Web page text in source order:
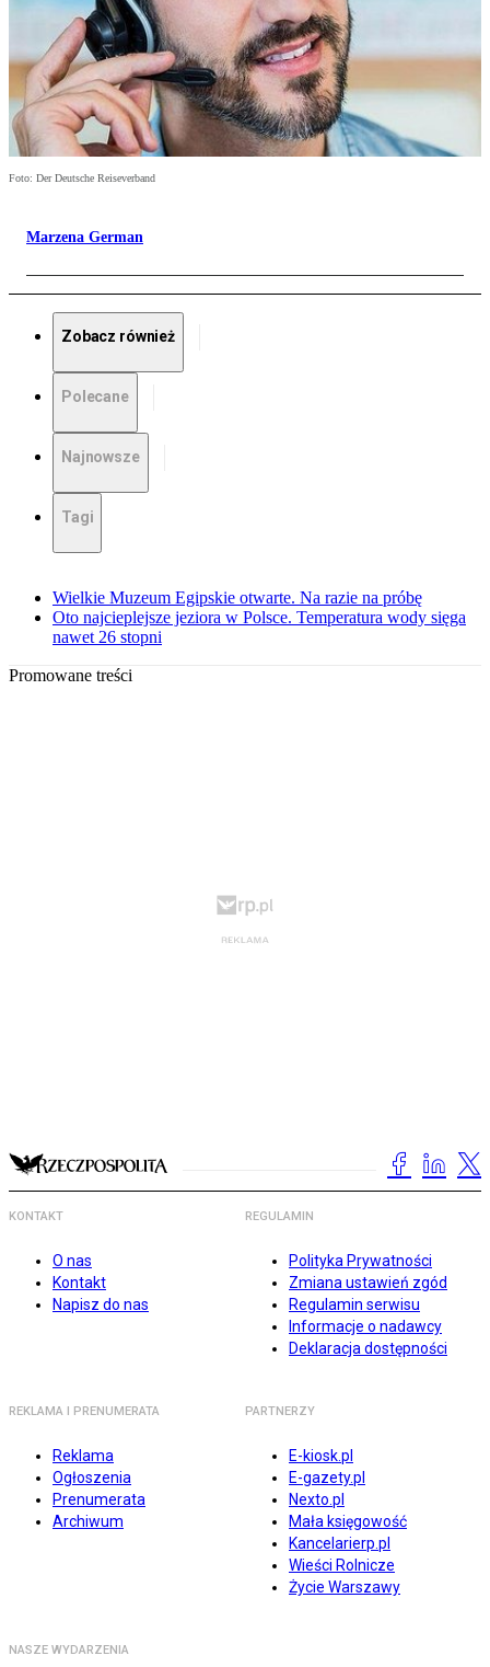
Foto: Der Deutsche Reiseverband
Marzena German
Zobacz również
Polecane
Najnowsze
Tagi
Wielkie Muzeum Egipskie otwarte. Na razie na próbę
Oto najcieplejsze jeziora w Polsce. Temperatura wody sięga
nawet 26 stopni
Promowane treści
KONTAKT
O nas
Kontakt
Napisz do nas
REGULAMIN
Polityka Prywatności
Zmiana ustawień zgód
Regulamin serwisu
Informacje o nadawcy
Deklaracja dostępności
REKLAMA I PRENUMERATA
Reklama
Ogłoszenia
Prenumerata
Archiwum
PARTNERZY
E-kiosk.pl
E-gazety.pl
Nexto.pl
Mała księgowość
Kancelarierp.pl
Wieści Rolnicze
Życie Warszawy
NASZE WYDARZENIA